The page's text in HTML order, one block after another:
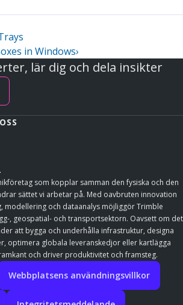
in Windows›
lär dig och dela insikter
som kopplar samman den fysiska och den
sättet vi arbetar på. Med oavbruten innovation
modellering och dataanalys möjliggör Trimble
, geospatial- och transportsektorn. Oavsett om det
att bygga och underhålla infrastruktur, designa
optimera globala leveranskedjor eller kartlägga
och driver produktivitet och framsteg.
Webbplatsens användningsvillkor